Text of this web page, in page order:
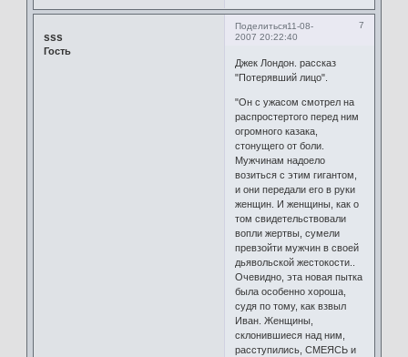
Поделиться 7
11-08-
2007 20:22:40
sss
Гость
Джек Лондон. рассказ
"Потерявший лицо".
"Он с ужасом смотрел на
распростертого перед ним
огромного казака,
стонущего от боли.
Мужчинам надоело
возиться с этим гигантом,
и они передали его в руки
женщин. И женщины, как о
том свидетельствовали
вопли жертвы, сумели
превзойти мужчин в своей
дьявольской жестокости..
Очевидно, эта новая пытка
была особенно хороша,
судя по тому, как взвыл
Иван. Женщины,
склонившиеся над ним,
расступились, СМЕЯСЬ и